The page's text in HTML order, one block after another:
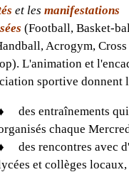
et lesmanifestations
(Football, Basket-
Acrogym, Cross
L'animation et
sportive donnent
des entraînements
chaque
des rencontres avec
et collèges